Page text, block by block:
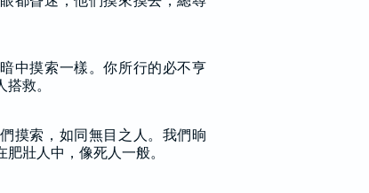
中摸索一樣。你所行的必不亨
救。
摸索，如同無目之人。我們晌
壯人中，像死人一般。